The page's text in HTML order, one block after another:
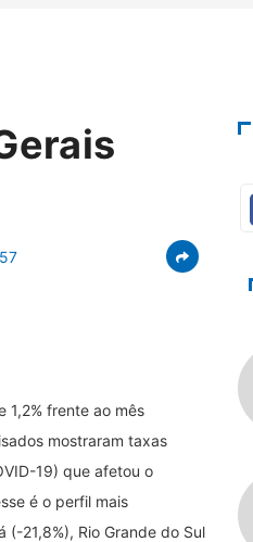
1,2% frente ao mês
mostraram taxas
19) que afetou o
é o perfil mais
21,8%), Rio Grande do Sul